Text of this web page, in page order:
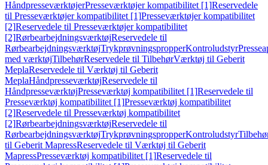
HåndpresseværktøjerPresseværktøjer kompatibilitet [1]Reservedele
til Presseværktøjer kompatibilitet [1]Presseværktøjer kompatibilitet
[2]Reservedele til Presseværktøjer kompatibilitet
[2]RørbearbejdningsværktøjReservedele til
RørbearbejdningsværktøjTrykprøvningspropperKontroludstyr
med værktøjTilbehørReservedele til TilbehørVærktøj til Geberit
MeplaReservedele til Værktøj til Geberit
MeplaHåndpresseværktøjReservedele til
HåndpresseværktøjPresseværktøj kompatibilitet [1]Reservedele til
Presseværktøj kompatibilitet [1]Presseværktøj kompatibilitet
[2]Reservedele til Presseværktøj kompatibilitet
[2]RørbearbejdningsværktøjReservedele til
RørbearbejdningsværktøjTrykprøvningspropperKontroludstyr
til Geberit MapressReservedele til Værktøj til Geberit
MapressPresseværktøj kompatibilitet [1]Reservedele til